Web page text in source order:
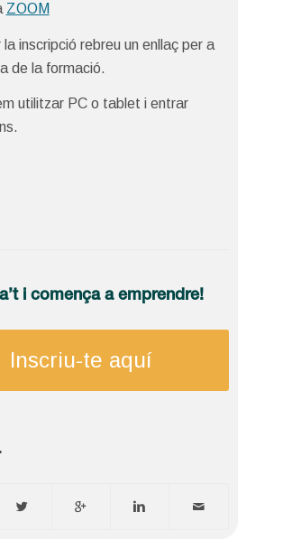
ZOOM
inscripció rebreu un enllaç per a
de la formació.
utilitzar PC o tablet i entrar
i comença a emprendre!
Inscriu-te aquí